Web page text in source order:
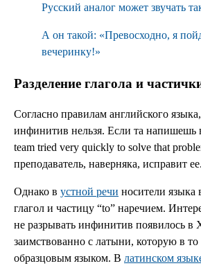
Русский аналог может звучать
А он такой: «Превосходно, я
вечеринку!»
Разделение глагола и
Согласно правилам английского
инфинитив нельзя. Если та напишешь
team tried very quickly to solve that
преподаватель, наверняка, исправит ее.
Однако в устной речи носители языка
глагол и частицу “to” наречием.
не разрывать инфинитив появилось
заимствованно с латыни, которую в то
образцовым языком. В латинском